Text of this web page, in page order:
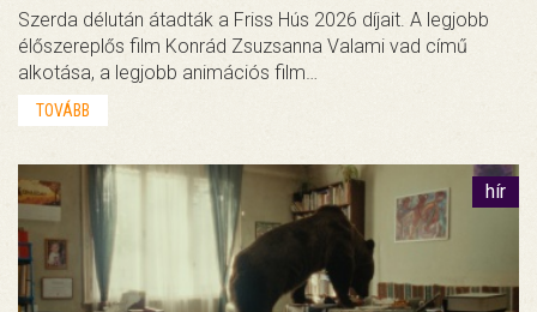
Szerda délután átadták a Friss Hús 2026 díjait. A legjobb
élőszereplős film Konrád Zsuzsanna Valami vad című
alkotása, a legjobb animációs film…
TOVÁBB
hír